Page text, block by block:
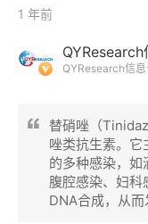
1 年前
QYResearch
QYResearch信
态势、发展现状
替硝唑（
唑类抗生素。
的多种感染，如
腹腔感染、妇科
DNA合成，从